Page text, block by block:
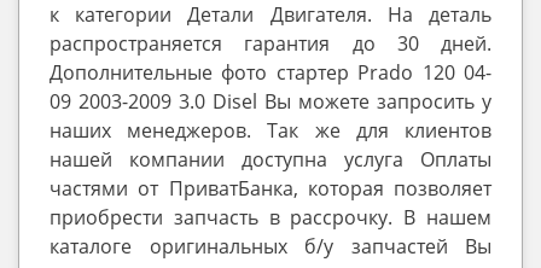
к категории Детали Двигателя. На деталь
распространяется гарантия до 30 дней.
Дополнительные фото стартер Prado 120 04-
09 2003-2009 3.0 Disel Вы можете запросить у
наших менеджеров. Так же для клиентов
нашей компании доступна услуга Оплаты
частями от ПриватБанка, которая позволяет
приобрести запчасть в рассрочку. В нашем
каталоге оригинальных б/у запчастей Вы